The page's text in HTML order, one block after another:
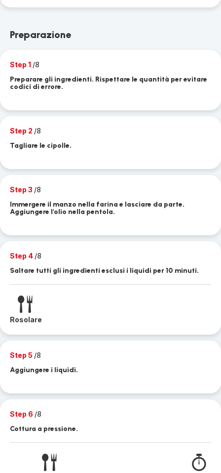
Preparazione
Step 1 /8
Preparare gli ingredienti. Rispettare le quantità per evitare
codici di errore.
Step 2 /8
Tagliare le cipolle.
Step 3 /8
Immergere il manzo nella farina e lasciare da parte.
Aggiungere l'olio nella pentola.
Step 4 /8
Saltare tutti gli ingredienti esclusi i liquidi per 10 minuti.
Rosolare
Step 5 /8
Aggiungere i liquidi.
Step 6 /8
Cottura a pressione.